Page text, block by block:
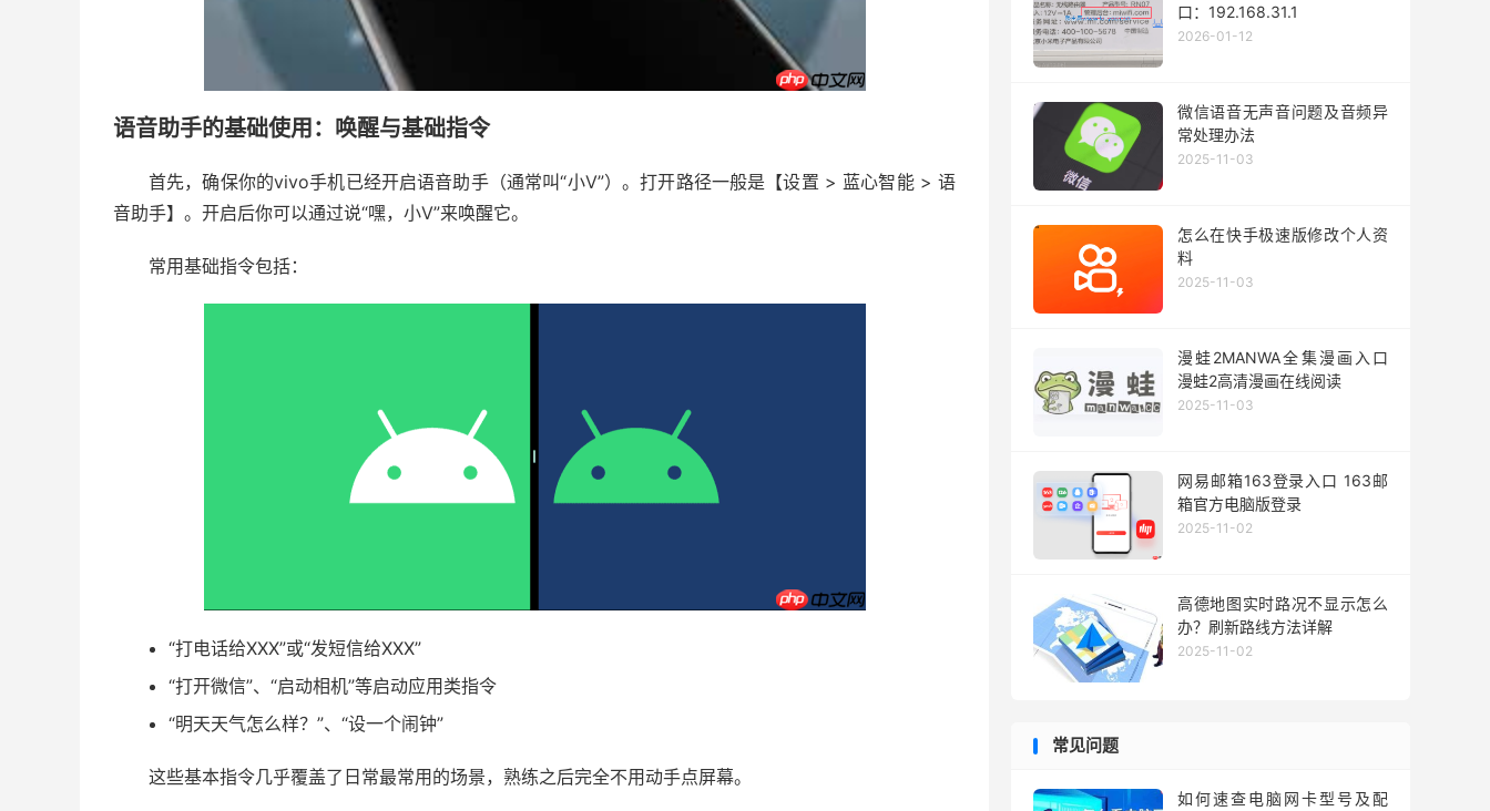
语音助手的基础使用：唤醒与基础指令
首先，确保你的vivo手机已经开启语音助手（通常叫“小V”）。打开路径一般是【设置 > 蓝心智能 > 语
音助手】。开启后你可以通过说“嘿，小V”来唤醒它。
常用基础指令包括：
“打电话给XXX”或“发短信给XXX”
“打开微信”、“启动相机”等启动应用类指令
“明天天气怎么样？”、“设一个闹钟”
这些基本指令几乎覆盖了日常最常用的场景，熟练之后完全不用动手点屏幕。
口：192.168.31.1
2026-01-12
微信语音无声音问题及音频异
常处理办法
2025-11-03
怎么在快手极速版修改个人资
料
2025-11-03
漫蛙2MANWA全集漫画入口
漫蛙2高清漫画在线阅读
2025-11-03
网易邮箱163登录入口 163邮
箱官方电脑版登录
2025-11-02
高德地图实时路况不显示怎么
办？刷新路线方法详解
2025-11-02
常见问题
如何速查电脑网卡型号及配